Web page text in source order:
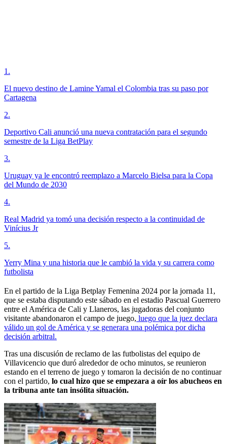
1 .
El nuevo destino de Lamine Yamal el Colombia tras su paso por
Cartagena
2.
Deportivo Cali anunció una nueva contratación para el segundo
semestre de la Liga BetPlay
3.
Uruguay ya le encontró reemplazo a Marcelo Bielsa para la Copa
del Mundo de 2030
4.
Real Madrid ya tomó una decisión respecto a la continuidad de
Vinícius Jr
5.
Yerry Mina y una historia que le cambió la vida y su carrera como
futbolista
En el partido de la Liga Betplay Femenina 2024 por la jornada 11,
que se estaba disputando este sábado en el estadio Pascual Guerrero
entre el América de Cali y Llaneros, las jugadoras del conjunto
visitante abandonaron el campo de juego, luego que la juez declara
válido un gol de América y se generara una polémica por dicha
decisión arbitral.
Tras una discusión de reclamo de las futbolistas del equipo de
Villavicencio que duró alrededor de ocho minutos, se reunieron
estando en el terreno de juego y tomaron la decisión de no continuar
con el partido, lo cual hizo que se empezara a oír los abucheos en
la tribuna ante tan insólita situación.